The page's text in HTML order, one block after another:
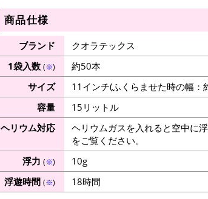
商品仕様
ブランド
クオラテックス
1袋入数 (※)
約50本
サイズ
11インチ(ふくらませた時の幅：
容量
15リットル
ヘリウム対応
ヘリウムガスを入れると空中に
をご覧ください。
浮力 (※)
10g
浮遊時間 (※) 18時間